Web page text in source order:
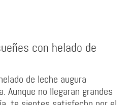
con helado de
de leche augura
Aunque no llegaran grandes